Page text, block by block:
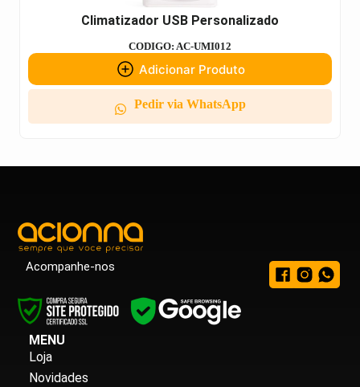
Climatizador USB Personalizado
CODIGO: AC-UMI012
Adicionar Produto
Pedir via WhatsApp
Acompanhe-nos
MENU
Loja
Novidades